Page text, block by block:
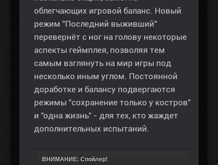
облегчающих игровой баланс. Новый
режим "Последний выживший"
перевернёт с ног на голову некоторые
аспекты геймплея, позволяя тем
самым взглянуть на мир игры под
несколько иным углом. Постоянной
доработке и балансу подвергаются
режимы "сохранение только у костров"
и "одна жизнь" - для тех, кто жаждет
дополнительных испытаний.
ВНИМАНИЕ: Спойлер!